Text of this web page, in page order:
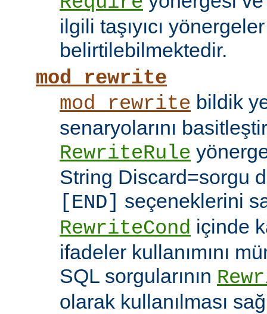
ilgili taşıyıcı
belirtilebilmektedir.
mod_rewrite
mod_rewrite bildik
senaryolarını
RewriteRule
String Discard=sorgu
[END]
seçeneklerini
RewriteCond içinde
ifadeler kullanımını
SQL sorgularının
olarak kullanılması